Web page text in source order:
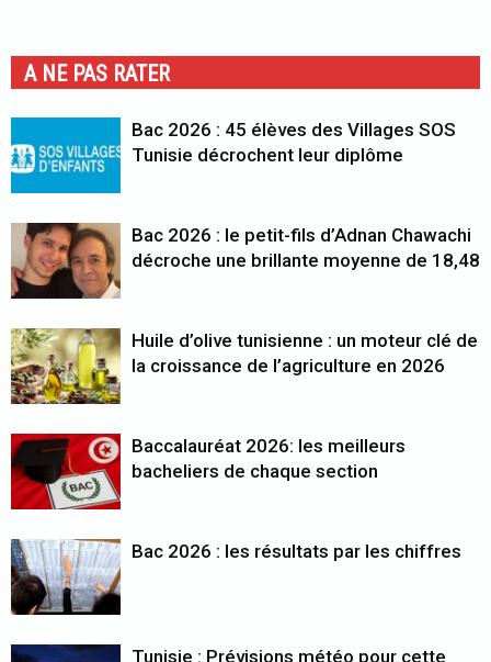
A NE PAS RATER
Bac 2026 : 45 élèves des Villages SOS
Tunisie décrochent leur diplôme
Bac 2026 : le petit-fils d’Adnan Chawachi
décroche une brillante moyenne de 18,48
Huile d’olive tunisienne : un moteur clé de
la croissance de l’agriculture en 2026
Baccalauréat 2026: les meilleurs
bacheliers de chaque section
Bac 2026 : les résultats par les chiffres
Tunisie : Prévisions météo pour cette